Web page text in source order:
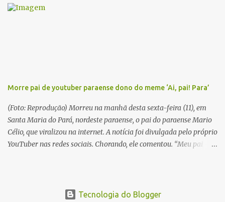
completar seus estudos na cidade grande. A série inicia com o livro
Morre pai de youtuber paraense dono do meme ‘Ai, pai! Para’
(Foto: Reprodução) Morreu na manhã desta sexta-feira (11), em
Santa Maria do Pará, nordeste paraense, o pai do paraense Mario
Célio, que viralizou na internet. A notícia foi divulgada pelo próprio
YouTuber nas redes sociais. Chorando, ele comentou. “Meu pai
de ajuda. No fundo das imagens aparecia o pai dele, que o batia
Tecnologia do Blogger